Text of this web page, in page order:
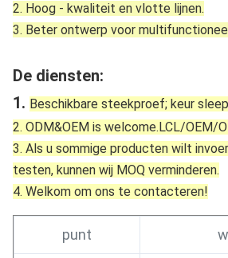
2. Hoog - kwaliteit en vlotte lijnen.
3. Beter ontwerp voor
De diensten:
1. Beschikbare steekproef; keur
2. ODM&OEM is welcome.LCL/OEM/
3. Als u sommige producten wilt
testen, kunnen wij MOQ verminderen.
4. Welkom om ons te contacteren!
punt